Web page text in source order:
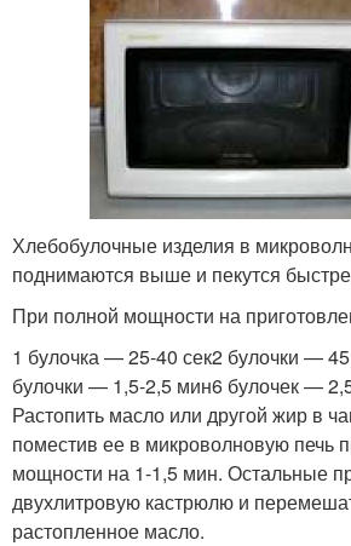
Хлебобулочные изделия в
поднимаются выше и пекутся
При полной мощности на
1 булочка — 25-40 сек2 булочки —
булочки — 1,5-2,5 мин6 булочек —
Растопить масло или другой жир в
поместив ее в микроволновую печь
мощности на 1-1,5 мин. Остальные
двухлитровую кастрюлю и
растопленное масло.